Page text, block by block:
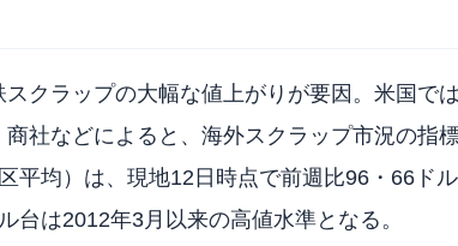
クラップの大幅な値上がりが要因。米国で
社などによると、海外スクラップ市況の指
平均）は、現地12日時点で前週比96・66ド
は2012年3月以来の高値水準となる。